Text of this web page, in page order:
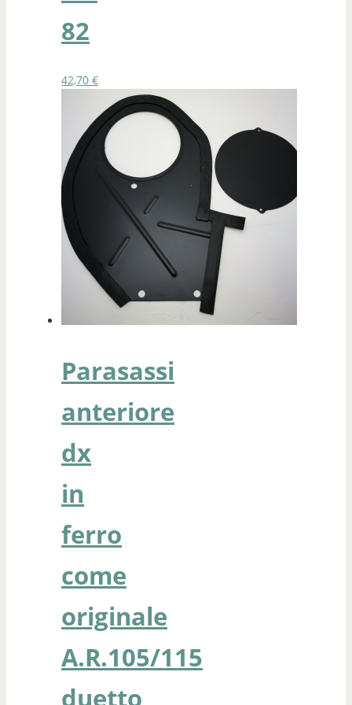
82
42,70 €
Parasassi
anteriore
dx
in
ferro
come
originale
A.R.105/115
duetto